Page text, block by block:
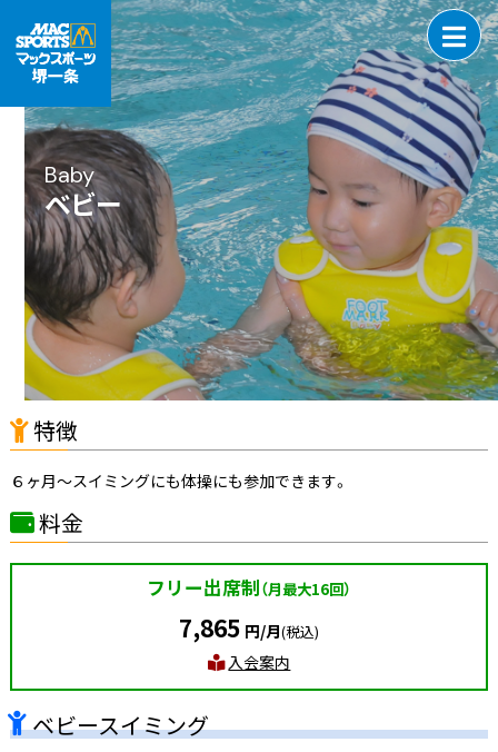
Baby
ベビー
特徴
６ヶ月〜スイミングにも体操にも参加できます。
料金
フリー出席制（月最大16回）
7,865 円/月(税込)
入会案内
ベビースイミング